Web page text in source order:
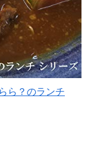
ら？のランチ